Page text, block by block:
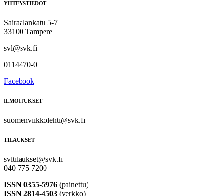
YHTEYSTIEDOT
Sairaalankatu 5-7
33100 Tampere
svl@svk.fi
0114470-0
Facebook
ILMOITUKSET
suomenviikkolehti@svk.fi
TILAUKSET
svltilaukset@svk.fi
040 775 7200
ISSN 0355-5976 (painettu)
ISSN 2814-4503 (verkko)